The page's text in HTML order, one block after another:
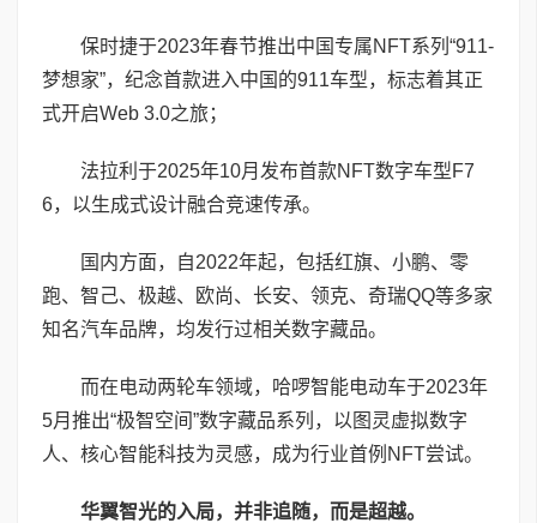
保时捷于2023年春节推出中国专属NFT系列“911-
梦想家”，纪念首款进入中国的911车型，标志着其正
式开启Web 3.0之旅；
法拉利于2025年10月发布首款NFT数字车型F7
6，以生成式设计融合竞速传承。
国内方面，自2022年起，包括红旗、小鹏、零
跑、智己、极越、欧尚、长安、领克、奇瑞QQ等多家
知名汽车品牌，均发行过相关数字藏品。
而在电动两轮车领域，哈啰智能电动车于2023年
5月推出“极智空间”数字藏品系列，以图灵虚拟数字
人、核心智能科技为灵感，成为行业首例NFT尝试。
华翼智光的入局，并非追随，而是超越。